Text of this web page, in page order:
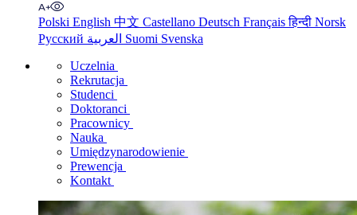
Polski English 中文 Castellano Deutsch Françaisहिन्दी Norsk
Русский
Suomi Svenska
Uczelnia
Rekrutacja
Studenci
Doktoranci
Pracownicy
Nauka
Umiędzynarodowienie
Prewencja
Kontakt